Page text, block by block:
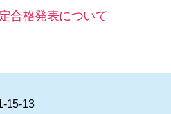
合格発表について
15-13